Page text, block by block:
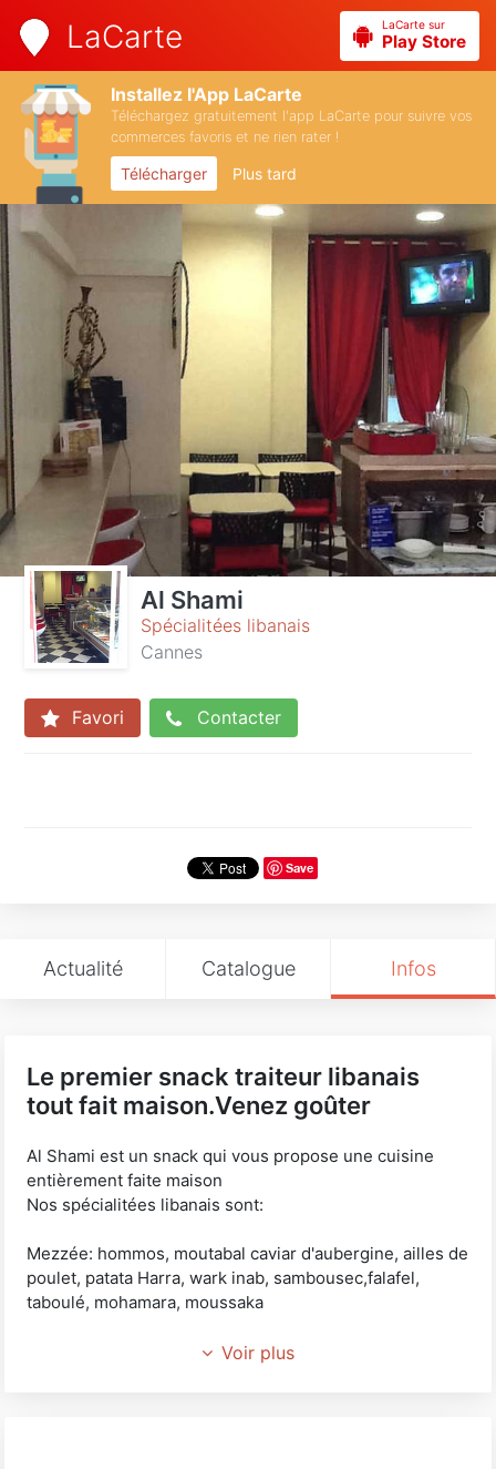
LaCarte LaCarte sur
Play Store
Installez l'App LaCarte
Téléchargez gratuitement l'app LaCarte pour suivre vos
commerces favoris et ne rien rater !
Télécharger Plus tard
Al Shami
Spécialitées libanais
Cannes
Favori Contacter
Save
Actualité Catalogue Infos
Le premier snack traiteur libanais
tout fait maison.Venez goûter
Al Shami est un snack qui vous propose une cuisine
entièrement faite maison
Nos spécialitées libanais sont:
Mezzée: hommos, moutabal caviar d'aubergine, ailles de
poulet, patata Harra, wark inab, sambousec,falafel,
taboulé, mohamara, moussaka
Sandwiwh: Kefta, chiche, chawerma, falafel.
Voir plus